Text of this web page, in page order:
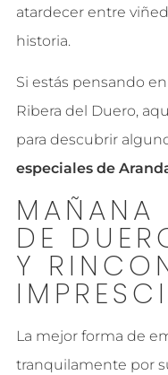
atardecer entre
historia.
Si estás pensando
Ribera del Duero,
para descubrir
especiales de
MAÑANA
DE
Y
La mejor forma de
tranquilamente por